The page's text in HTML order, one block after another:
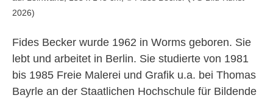
2026)
Fides Becker wurde 1962 in Worms geboren. Sie
lebt und arbeitet in Berlin. Sie studierte von 1981
bis 1985 Freie Malerei und Grafik u.a. bei Thomas
Bayrle an der Staatlichen Hochschule für Bildende